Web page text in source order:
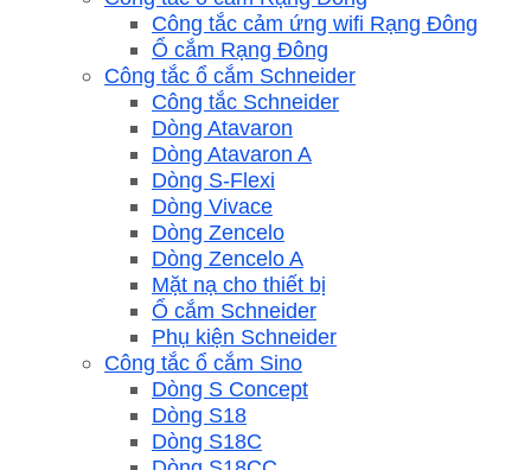
Công tắc cảm ứng wifi Rạng Đông
Ổ cắm Rạng Đông
Công tắc ổ cắm Schneider
Công tắc Schneider
Dòng Atavaron
Dòng Atavaron A
Dòng S-Flexi
Dòng Vivace
Dòng Zencelo
Dòng Zencelo A
Mặt nạ cho thiết bị
Ổ cắm Schneider
Phụ kiện Schneider
Công tắc ổ cắm Sino
Dòng S Concept
Dòng S18
Dòng S18C